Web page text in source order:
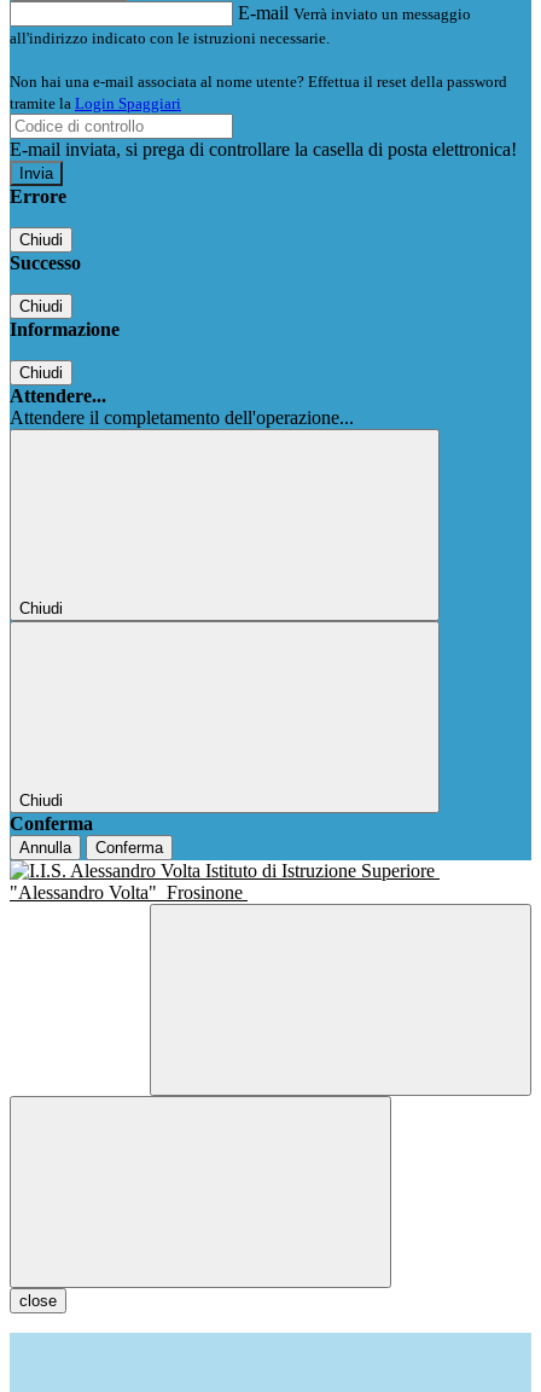
E-mail Verrà inviato un messaggio
all'indirizzo indicato con le istruzioni necessarie.
Non hai una e-mail associata al nome utente? Effettua il reset della password
tramite la Login Spaggiari
E-mail inviata, si prega di controllare la casella di posta elettronica!
Errore
Chiudi
Successo
Chiudi
Informazione
Chiudi
Attendere...
Attendere il completamento dell'operazione...
Chiudi
Chiudi
Conferma
Annulla Conferma
Istituto di Istruzione Superiore
"Alessandro Volta" Frosinone
close